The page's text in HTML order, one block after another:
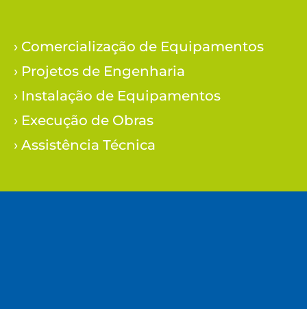
› Comercialização de Equipamentos
› Projetos de Engenharia
› Instalação de Equipamentos
› Execução de Obras
› Assistência Técnica